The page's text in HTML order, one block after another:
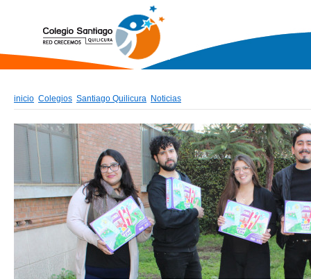
inicio Colegios Santiago Quilicura Noticias